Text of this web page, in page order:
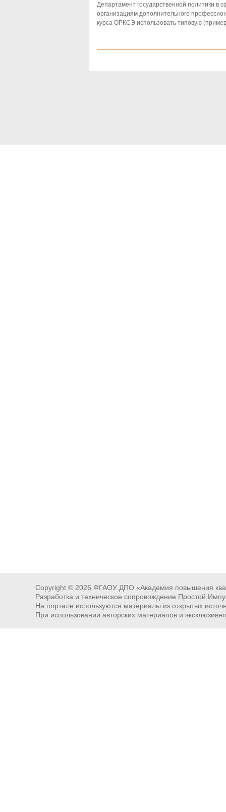
Департамент государственной политики в
организациям дополнительного
курса ОРКСЭ использовать типовую
Copyright © 2026 ФГАОУ ДПО «Академия повышения
Разработка и техническое сопровождение Простой
На портале используются материалы из открытых
При использовании авторских материалов и